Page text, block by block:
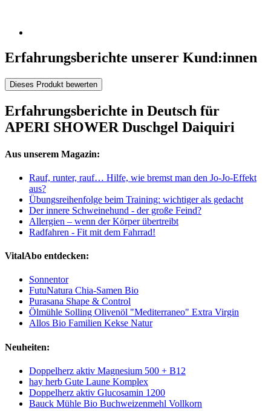
Erfahrungsberichte unserer Kund:innen
Dieses Produkt bewerten
Erfahrungsberichte in Deutsch für
APERI SHOWER Duschgel Daiquiri
Aus unserem Magazin:
Rauf, runter, rauf… Hilfe, wie bremst man den Jo-Jo-Effekt
aus?
Übungsreihenfolge beim Training: wichtiger als gedacht
Der innere Schweinehund - der große Feind?
Allergien – wenn der Körper übertreibt
Radfahren - Fit mit dem Fahrrad!
VitalAbo entdecken:
Sonnentor
FutuNatura Chia-Samen Bio
Purasana Shape & Control
Ölmühle Solling Olivenöl "Mediterraneo" Extra Virgin
Allos Bio Familien Kekse Natur
Neuheiten:
Doppelherz aktiv Magnesium 500 + B12
hay herb Gute Laune Komplex
Doppelherz aktiv Glucosamin 1200
Bauck Mühle Bio Buchweizenmehl Vollkorn